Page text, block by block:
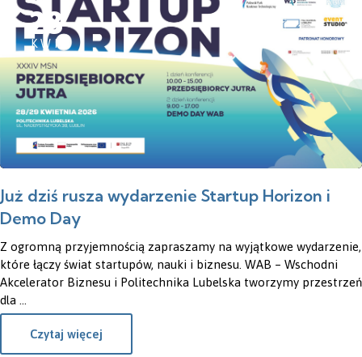
28
KWI
Już dziś rusza wydarzenie Startup Horizon i
Demo Day
Z ogromną przyjemnością zapraszamy na wyjątkowe wydarzenie,
które łączy świat startupów, nauki i biznesu. WAB – Wschodni
Akcelerator Biznesu i Politechnika Lubelska tworzymy przestrzeń
dla ...
Czytaj więcej